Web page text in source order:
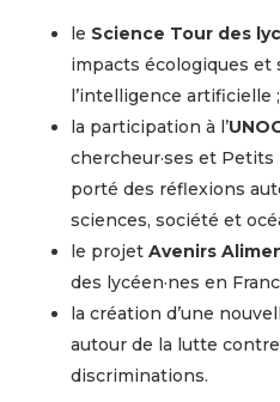
le Science Tour des
impacts écologiques et
l’intelligence artificielle ;
la participation à l’
chercheur·ses et
porté des réflexions
sciences, société et
le projet Avenirs
des lycéen·nes en
la création d’une
autour de la lutte
discriminations.